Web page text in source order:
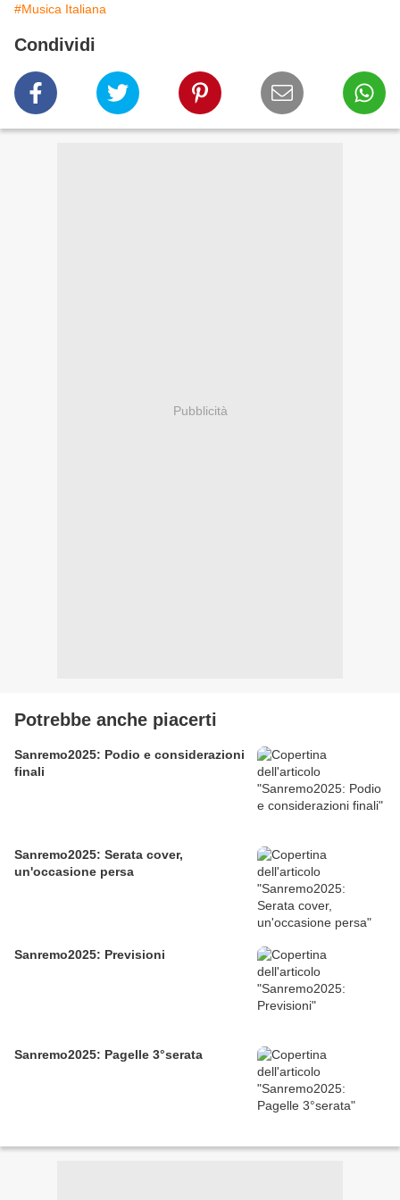
#Musica Italiana
Condividi
Pubblicità
Potrebbe anche piacerti
Sanremo2025: Podio e considerazioni
finali
Sanremo2025: Serata cover,
un'occasione persa
Sanremo2025: Previsioni
Sanremo2025: Pagelle 3°serata